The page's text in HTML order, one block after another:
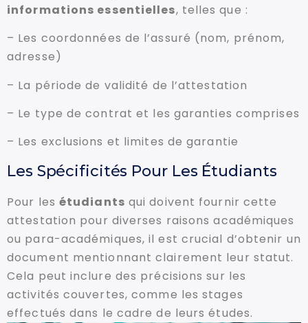
informations essentielles, telles que :
– Les coordonnées de l’assuré (nom, prénom,
adresse)
– La période de validité de l’attestation
– Le type de contrat et les garanties comprises
– Les exclusions et limites de garantie
Les Spécificités Pour Les Étudiants
Pour les étudiants qui doivent fournir cette
attestation pour diverses raisons académiques
ou para-académiques, il est crucial d’obtenir un
document mentionnant clairement leur statut.
Cela peut inclure des précisions sur les
activités couvertes, comme les stages
effectués dans le cadre de leurs études.